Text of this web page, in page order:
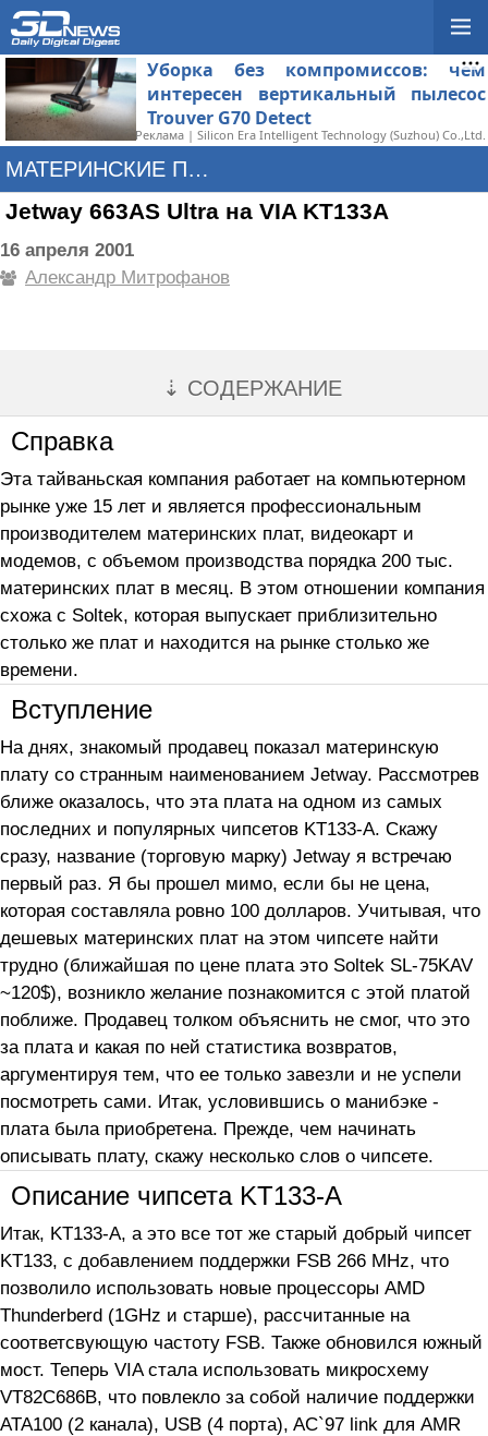
Уборка без компромиссов: чем
интересен вертикальный пылесос
Trouver G70 Detect
Реклама | Silicon Era Intelligent Technology (Suzhou) Co.,Ltd.
МАТЕРИНСКИЕ ПЛАТЫ
Jetway 663AS Ultra на VIA KT133A
16 апреля 2001
Александр Митрофанов
⇣ СОДЕРЖАНИЕ
Справка
Эта тайваньская компания работает на компьютерном
рынке уже 15 лет и является профессиональным
производителем материнских плат, видеокарт и
модемов, с объемом производства порядка 200 тыс.
материнских плат в месяц. В этом отношении компания
схожа с Soltek, которая выпускает приблизительно
столько же плат и находится на рынке столько же
времени.
Вступление
На днях, знакомый продавец показал материнскую
плату со странным наименованием Jetway. Рассмотрев
ближе оказалось, что эта плата на одном из самых
последних и популярных чипсетов KT133-A. Скажу
сразу, название (торговую марку) Jetway я встречаю
первый раз. Я бы прошел мимо, если бы не цена,
которая составляла ровно 100 долларов. Учитывая, что
дешевых материнских плат на этом чипсете найти
трудно (ближайшая по цене плата это Soltek SL-75KAV
~120$), возникло желание познакомится с этой платой
поближе. Продавец толком объяснить не смог, что это
за плата и какая по ней статистика возвратов,
аргументируя тем, что ее только завезли и не успели
посмотреть сами. Итак, условившись о манибэке -
плата была приобретена. Прежде, чем начинать
описывать плату, скажу несколько слов о чипсете.
Описание чипсета KT133-A
Итак, KT133-A, а это все тот же старый добрый чипсет
KT133, с добавлением поддержки FSB 266 MHz, что
позволило использовать новые процессоры AMD
Thunderberd (1GHz и старше), рассчитанные на
соответсвующую частоту FSB. Также обновился южный
мост. Теперь VIA стала использовать микросхему
VT82C686В, что повлекло за собой наличие поддержки
ATA100 (2 канала), USB (4 порта), AC`97 link для AMR